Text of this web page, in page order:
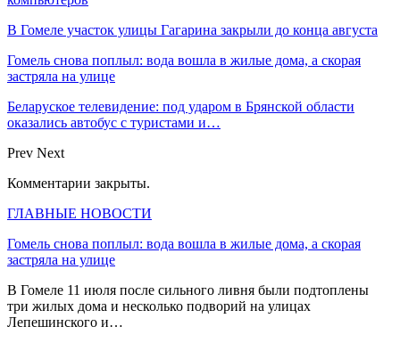
В Гомеле участок улицы Гагарина закрыли до конца августа
Гомель снова поплыл: вода вошла в жилые дома, а скорая
застряла на улице
Беларуское телевидение: под ударом в Брянской области
оказались автобус с туристами и…
Prev Next
Комментарии закрыты.
ГЛАВНЫЕ НОВОСТИ
Гомель снова поплыл: вода вошла в жилые дома, а скорая
застряла на улице
В Гомеле 11 июля после сильного ливня были подтоплены
три жилых дома и несколько подворий на улицах
Лепешинского и…